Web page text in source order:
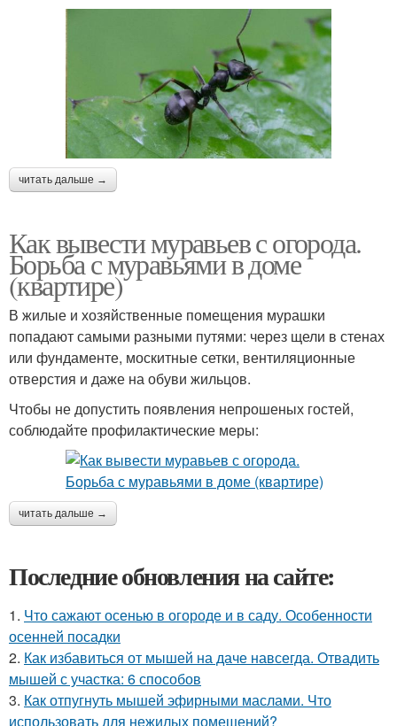
читать дальше →
Как вывести муравьев с огорода.
Борьба с муравьями в доме
(квартире)
В жилые и хозяйственные помещения мурашки
попадают самыми разными путями: через щели в стенах
или фундаменте, москитные сетки, вентиляционные
отверстия и даже на обуви жильцов.
Чтобы не допустить появления непрошеных гостей,
соблюдайте профилактические меры:
читать дальше →
Последние обновления на сайте:
1. Что сажают осенью в огороде и в саду. Особенности
осенней посадки
2. Как избавиться от мышей на даче навсегда. Отвадить
мышей с участка: 6 способов
3. Как отпугнуть мышей эфирными маслами. Что
использовать для нежилых помещений?